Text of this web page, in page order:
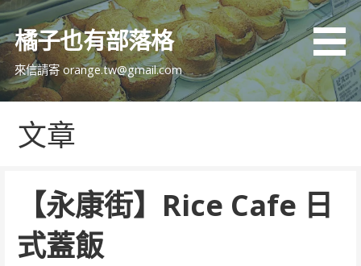
跳
主
內
橘子也有部落格
來信請寄 orange.tw@gmail.com
文章
【永康街】Rice Cafe 日
式蓋飯